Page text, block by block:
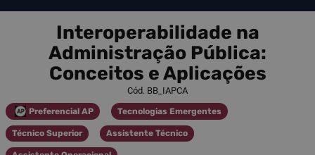
Interoperabilidade na
Administração Pública:
Conceitos e Aplicações
Cód. BB_IAPCA
Categoria
Preferencial AP Categoria
Tecnologias Emergentes
Categoria
Técnico Superior Categoria
Assistente Técnico